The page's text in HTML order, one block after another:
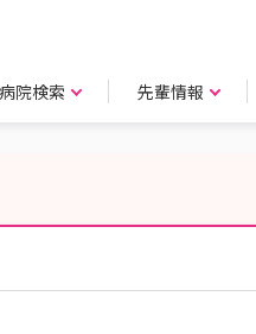
病院検索 先輩情報